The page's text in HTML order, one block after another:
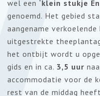
wel een ‘klein stukje
genoemd. Het gebied
aangename
uitgestrekte
het ontbijt wordt u
gids en in ca. 3,5 uur
accommodatie voor de
rest van de middag